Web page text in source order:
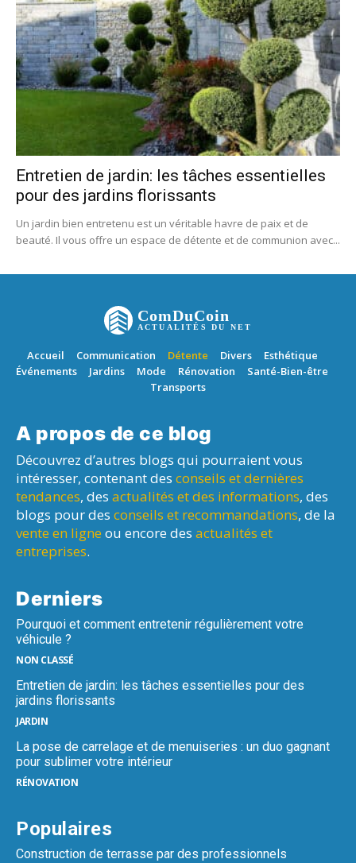
Entretien de jardin: les tâches essentielles
pour des jardins florissants
Un jardin bien entretenu est un véritable havre de paix et de
beauté. Il vous offre un espace de détente et de communion avec...
ComDuCoin
ACTUALITÉS DU NET
Accueil Communication Détente Divers
Esthétique
Événements
Jardins Mode Rénovation
Santé-Bien-être
Transports
A propos de ce blog
Découvrez d’autres blogs qui pourraient vous
intéresser, contenant des conseils et dernières
tendances, des actualités et des informations, des
blogs pour des conseils et recommandations, de la
vente en ligne ou encore des actualités et
entreprises.
Derniers
Pourquoi et comment entretenir régulièrement votre
véhicule ?
NON CLASSÉ
Entretien de jardin: les tâches essentielles pour des
jardins florissants
JARDIN
La pose de carrelage et de menuiseries : un duo gagnant
pour sublimer votre intérieur
RÉNOVATION
Populaires
Construction de terrasse par des professionnels